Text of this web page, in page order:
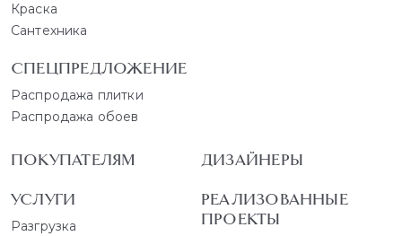
Краска
Сантехника
СПЕЦПРЕДЛОЖЕНИЕ
Распродажа плитки
Распродажа обоев
ПОКУПАТЕЛЯМ
УСЛУГИ
Разгрузка
ДИЗАЙНЕРЫ
РЕАЛИЗОВАННЫЕ
ПРОЕКТЫ